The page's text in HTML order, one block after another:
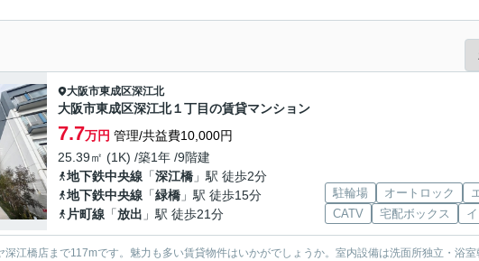
大阪市東成区深江北
大阪市東成区深江北１丁目の賃貸マンション
7.7万円 管理/共益費10,000円
25.39㎡ (1K) /築1年 /9階建
地下鉄中央線 「深江橋 」駅 徒歩2分
地下鉄中央線 「緑橋 」駅 徒歩15分
片町線 「放出 」駅 徒歩21分
駐輪場 オートロック
CATV
宅配ボックス
深江橋店まで117mです。魅力も多い賃貸物件はいかがでしょうか。室内設備は洗面所独立・浴